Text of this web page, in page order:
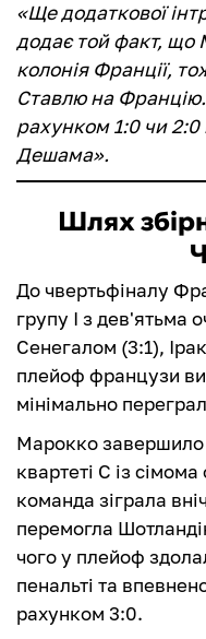
«Ще додаткової
додає той факт, що
колонія Франції,
Ставлю на
рахунком 1:0 чи 2:0
Дешама».
Шлях
До чвертьфіналу
групу I з дев'ятьма
Сенегалом (3:1),
плейоф французи
мінімально
Марокко завершило
квартеті С із
команда зіграла
перемогла
чого у плейоф
пенальті та
рахунком 3:0.